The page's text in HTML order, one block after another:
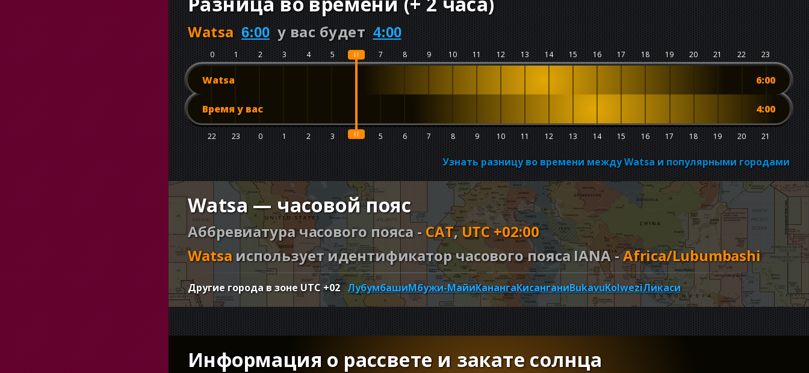
Watsa 6:00 у вас будет 4:00
0 1 2 3 4 5 6 7 8 9 10 11 12 13 14 15 16 17 18 19 20 21 22 23
Watsa 6:00
22 23 0 1 2 3 4 5 6 7 8 9 10 11 12 13 14 15 16 17 18 19 20 21
Время у вас 4:00
Узнать разницу во времени между Watsa и популярными городами
Watsa — часовой пояс
Аббревиатура часового пояса - CAT,UTC +02:00
Watsaиспользует идентификатор часового пояса IANA -Africa/Lubumbashi
Другие города в зоне UTC +02 ЛубумбашиМбужи-МайиКанангаКисанганиBukavuKolweziЛикаси
Информация о рассвете и закате солнца